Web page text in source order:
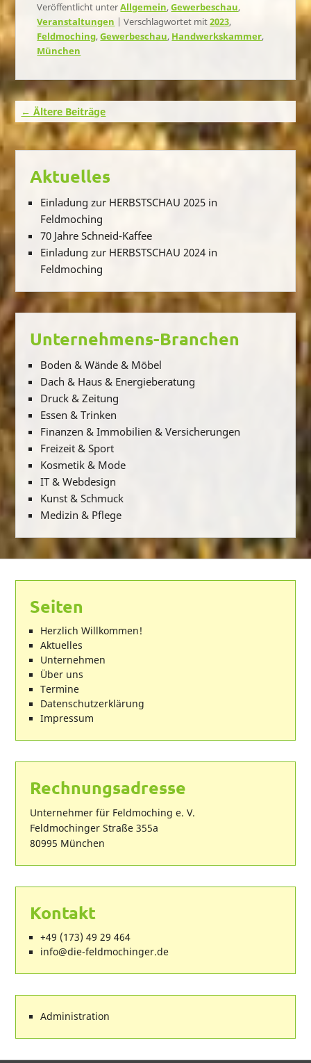
Veröffentlicht unterAllgemein,Gewerbeschau,
Veranstaltungen |Verschlagwortet mit2023,
Feldmoching,Gewerbeschau, Handwerkskammer,
München
Beitragsnavigation
← Ältere Beiträge
Aktuelles
Einladung zur HERBSTSCHAU 2025 in
Feldmoching
70 Jahre Schneid-Kaffee
Einladung zur HERBSTSCHAU 2024 in
Feldmoching
Unternehmens-Branchen
Boden & Wände & Möbel
Dach & Haus & Energieberatung
Druck & Zeitung
Essen & Trinken
Finanzen & Immobilien & Versicherungen
Freizeit & Sport
Kosmetik & Mode
IT & Webdesign
Kunst & Schmuck
Medizin & Pflege
Seiten
Herzlich Willkommen!
Aktuelles
Unternehmen
Über uns
Termine
Datenschutzerklärung
Impressum
Rechnungsadresse
Unternehmer für Feldmoching e. V.
Feldmochinger Straße 355a
80995 München
Kontakt
+49 (173) 49 29 464
ed.regnihcomdlef-eid@ofni
Administration